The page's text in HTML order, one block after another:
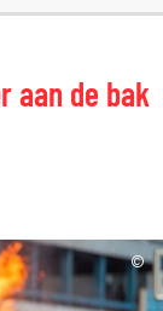
aan de bak
©